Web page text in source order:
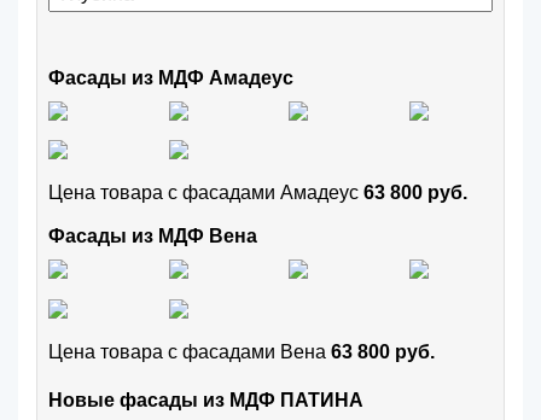
Фасады из МДФ Амадеус
Цена товара с фасадами Амадеус 63 800 руб.
Фасады из МДФ Вена
Цена товара с фасадами Вена 63 800 руб.
Новые фасады из МДФ ПАТИНА